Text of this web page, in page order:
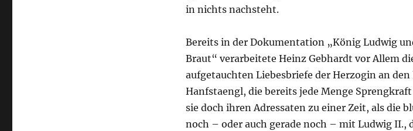
in nichts nachsteht.
Bereits in der Dokumentation „König Ludwig
Braut“ verarbeitete Heinz Gebhardt vor Allem
aufgetauchten Liebesbriefe der Herzogin an
Hanfstaengl, die bereits jede Menge
sie doch ihren Adressaten zu einer Zeit, als die
noch – oder auch gerade noch – mit Ludwig II.,